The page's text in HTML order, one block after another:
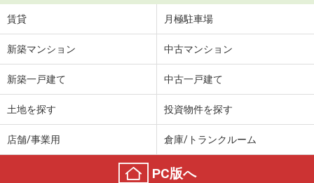
賃貸 月極駐車場
新築マンション 中古マンション
新築一戸建て 中古一戸建て
土地を探す 投資物件を探す
店舗/事業用 倉庫/トランクルーム
PC版へ